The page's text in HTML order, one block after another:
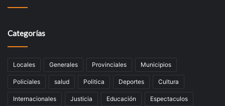
Categorías
Locales Generales Provinciales Municipios
Policiales salud Politica Deportes Cultura
Internacionales Justicia Educación Espectaculos